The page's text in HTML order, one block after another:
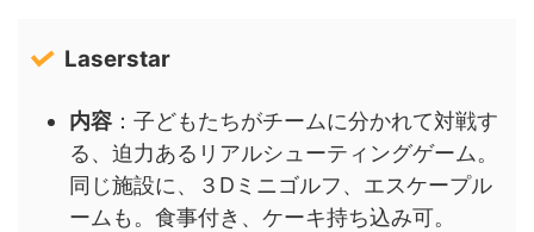
Laserstar
内容：子どもたちがチームに分かれて対戦す
る、迫力あるリアルシューティングゲーム。
同じ施設に、３Dミニゴルフ、エスケープル
ームも。食事付き、ケーキ持ち込み可。